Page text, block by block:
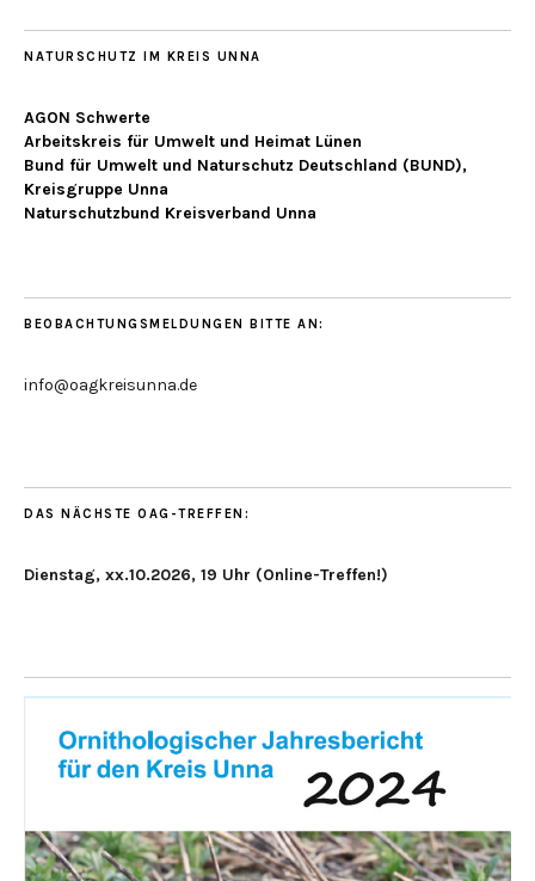
NATURSCHUTZ IM KREIS UNNA
AGON Schwerte
Arbeitskreis für Umwelt und Heimat Lünen
Bund für Umwelt und Naturschutz Deutschland (BUND),
Kreisgruppe Unna
Naturschutzbund Kreisverband Unna
BEOBACHTUNGSMELDUNGEN BITTE AN:
info@oagkreisunna.de
DAS NÄCHSTE OAG-TREFFEN:
Dienstag, xx.10.2026, 19 Uhr (Online-Treffen!)